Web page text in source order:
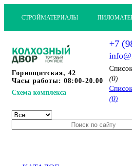
СТРОЙМАТЕРИАЛЫ
Горнощитская, 42
Часы работы: 08:00-20.00
Схема комплекса
+7
(0)
(0)